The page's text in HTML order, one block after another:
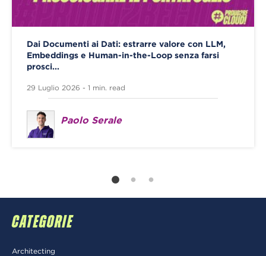
Dai Documenti ai Dati: estrarre valore con LLM,
Embeddings e Human-in-the-Loop senza farsi
prosci...
29 Luglio 2026 - 1 min. read
Paolo Serale
CATEGORIE
Architecting